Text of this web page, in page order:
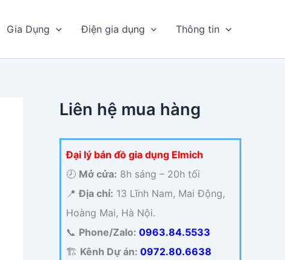
Gia Dụng Điện gia dụng Thông tin
Liên hệ mua hàng
Đại lý bán đồ gia dụng Elmich
🕗 Mở cửa: 8h sáng – 20h tối
📍Địa chỉ: 13 Lĩnh Nam, Mai Động,
Hoàng Mai, Hà Nội.
📞 Phone/Zalo: 0963.84.5533
🏗️ Kênh Dự án: 0972.80.6638